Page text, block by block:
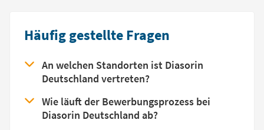
Häufig gestellte Fragen
An welchen Standorten ist Diasorin
Deutschland vertreten?
Wie läuft der Bewerbungsprozess bei
Diasorin Deutschland ab?